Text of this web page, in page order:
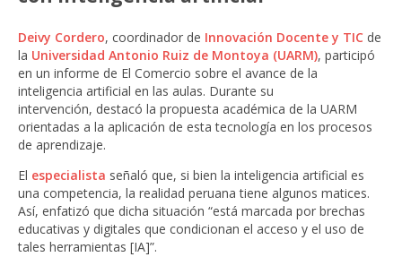
Deivy Cordero, coordinador de Innovación Docente y TIC de
la Universidad Antonio Ruiz de Montoya (UARM), participó
en un informe de El Comercio sobre el avance de la
inteligencia artificial en las aulas. Durante su
intervención, destacó la propuesta académica de la UARM
orientadas a la aplicación de esta tecnología en los procesos
de aprendizaje.
El especialista señaló que, si bien la inteligencia artificial es
una competencia, la realidad peruana tiene algunos matices.
Así, enfatizó que dicha situación “está marcada por brechas
educativas y digitales que condicionan el acceso y el uso de
tales herramientas [IA]”.